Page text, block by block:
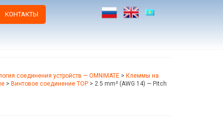
КОНТАКТЫ
соединения устройств — OMNIMATE > Клеммы на
> Винтовое соединение TOP > 2.5 mm² (AWG 14) — Pitch